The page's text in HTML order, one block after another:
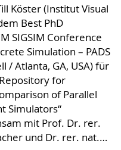
Köster (Institut Visual
Best PhD
SIGSIM Conference
Simulation – PADS
/ Atlanta, GA, USA) für
for
of Parallel
Simulators“
mit Prof. Dr. rer.
und Dr. rer. nat.…